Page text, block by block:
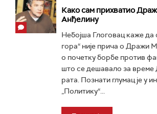
Како сам прихватио
Анђелину
Небојша Глоговац каже да
гора“ није прича о Дражи
о почетку борбе против
што се дешавало за време
рата. Познати глумац је у
„Политику“...